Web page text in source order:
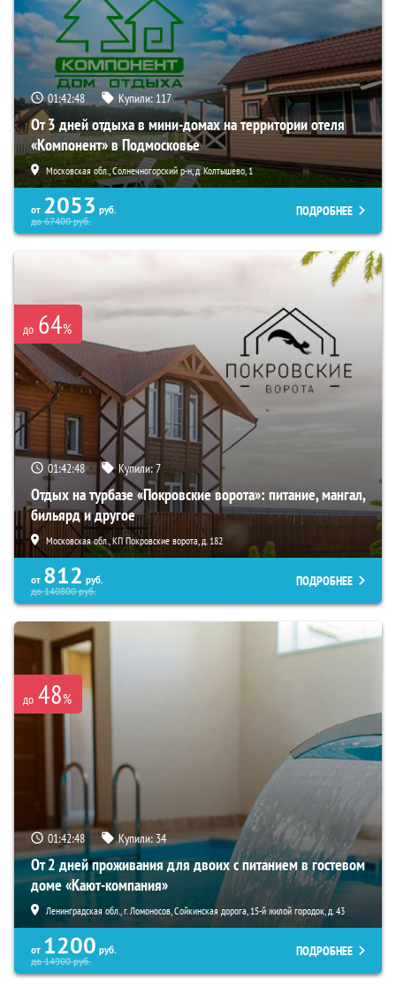
01:42:47 Купили: 117
От 3 дней отдыха в мини-домах на территории отеля
«Компонент» в Подмосковье
Московская обл., Солнечногорский р-н, д. Колтышево, 1
от 2053 руб.
до67400руб.
ПОДРОБНЕЕ
до 64%
01:42:47 Купили:7
Отдых на турбазе «Покровские ворота»: питание, мангал,
бильярд и другое
Московская обл., КП Покровские ворота, д. 182
от 812 руб.
до140800руб.
ПОДРОБНЕЕ
до 48%
01:42:47 Купили:34
От 2 дней проживания для двоих с питанием в гостевом
доме «Кают-компания»
Ленинградская обл., г. Ломоносов, Сойкинская дорога, 15-й жилой городок, д. 43
от 1200 руб.
до14900руб.
ПОДРОБНЕЕ